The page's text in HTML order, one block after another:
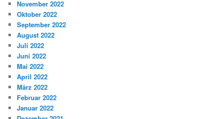
November 2022
Oktober 2022
September 2022
August 2022
Juli 2022
Juni 2022
Mai 2022
April 2022
März 2022
Februar 2022
Januar 2022